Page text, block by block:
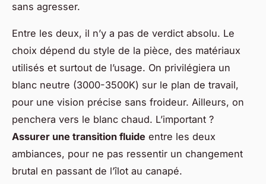
sans agresser.
Entre les deux, il n’y a pas de verdict absolu. Le
choix dépend du style de la pièce, des matériaux
utilisés et surtout de l’usage. On privilégiera un
blanc neutre (3000-3500K) sur le plan de travail,
pour une vision précise sans froideur. Ailleurs, on
penchera vers le blanc chaud. L’important ?
Assurer une transition fluide entre les deux
ambiances, pour ne pas ressentir un changement
brutal en passant de l’îlot au canapé.